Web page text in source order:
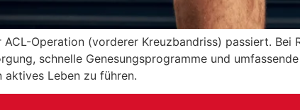
Operation (vorderer Kreuzbandriss) passiert. Bei
schnelle Genesungsprogramme und
Leben zu führen.